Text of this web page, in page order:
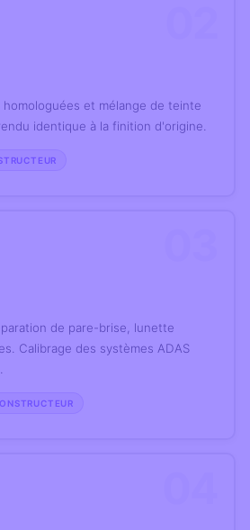
et mélange de teinte
identique à la finition d'origine.
de pare-brise, lunette
Calibrage des systèmes ADAS